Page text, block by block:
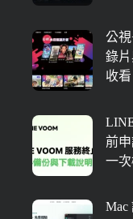
公
錄
收看
前
一
Mac